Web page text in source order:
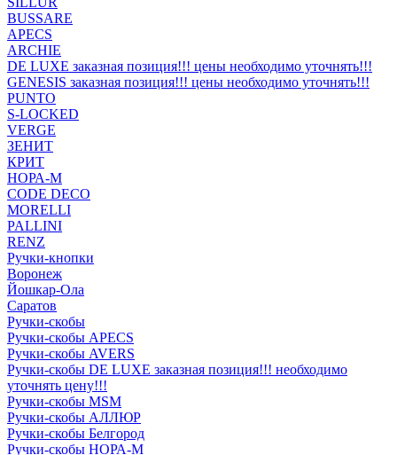
BUSSARE
APECS
ARCHIE
DE LUXE заказная позиция!!! цены необходимо уточнять!!!
GENESIS заказная позиция!!! цены необходимо уточнять!!!
PUNTO
S-LOCKED
VERGE
ЗЕНИТ
КРИТ
НОРА-М
CODE DECO
MORELLI
PALLINI
RENZ
Ручки-кнопки
Воронеж
Йошкар-Ола
Саратов
Ручки-скобы
Ручки-скобы APECS
Ручки-скобы AVERS
Ручки-скобы DE LUXE заказная позиция!!! необходимо
уточнять цену!!!
Ручки-скобы MSM
Ручки-скобы АЛЛЮР
Ручки-скобы Белгород
Ручки-скобы НОРА-М